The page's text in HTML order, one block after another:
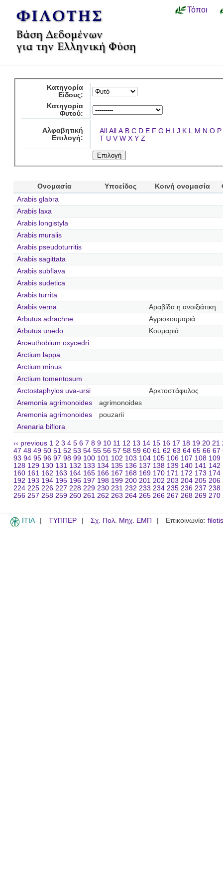
Τόποι
Κατηγορία
Είδους:
Κατηγορία
Φυτού:
Αλφαβητική
Επιλογή:
All All A B C D E F G H I J K L M N O P
T U V W X Y Z
Ονομασία Υποείδος Κοινή ονομασία
Arabis glabra
Arabis laxa
Arabis longistyla
Arabis muralis
Arabis pseudoturritis
Arabis sagittata
Arabis subflava
Arabis sudetica
Arabis turrita
Arabis verna
Αραβίδα η ανοιξιάτικη
Arbutus adrachne
Αγριοκουμαριά
Arbutus unedo
Κουμαριά
Arceuthobium oxycedri
Arctium lappa
Arctium minus
Arctium tomentosum
Arctostaphylos uva-ursi
Αρκτοστάφυλος
Aremonia agrimonoides
agrimonoides
Aremonia agrimonoides
pouzarii
Arenaria biflora
‹‹ previous 1 2 3 4 5 6 7 8 9 10 11 12 13 14 15 16 17 18 19 20 21
47 48 49 50 51 52 53 54 55 56 57 58 59 60 61 62 63 64 65 66 67
93 94 95 96 97 98 99 100 101 102 103 104 105 106 107 108 109
128 129 130 131 132 133 134 135 136 137 138 139 140 141 142
160 161 162 163 164 165 166 167 168 169 170 171 172 173 174
192 193 194 195 196 197 198 199 200 201 202 203 204 205 206
224 225 226 227 228 229 230 231 232 233 234 235 236 237 238
256 257 258 259 260 261 262 263 264 265 266 267 268 269 270
ITIA ΤΥΠΠΕΡ Σχ. Πολ. Μηχ. ΕΜΠ Επικοινωνία: